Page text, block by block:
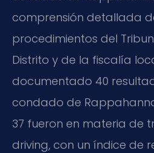
comprensión detallada
procedimientos del
Distrito y de la fiscalía
documentado 40
condado de
37 fueron en materia de
driving, con un índice de